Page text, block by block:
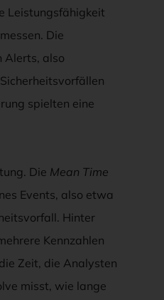
Leistungsfähigkeit
Die
Alerts, also
spielten eine
Die Mean Time
Events, also etwa
Hinter
Kennzahlen
Zeit, die Analysten
misst, wie lange